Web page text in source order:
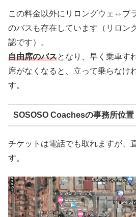
この料金以外にリロングウェ⇔ブ
のバスも存在しています（リロン
認です）。
自由席のバスとなり、早く乗車す
席がなくなると、立って乗らなけ
す。
SOSOSO Coachesの事務所位置
チケットは電話でも取れますが、
す。